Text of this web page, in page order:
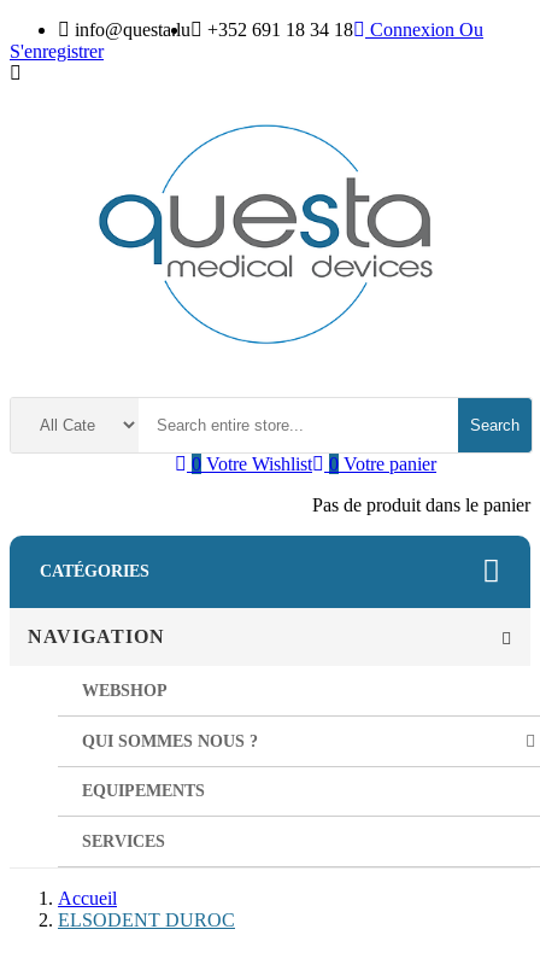
info@questa.lu +352 691 18 34 18 Connexion Ou
S'enregistrer
Search
0 Votre panier
Pas de produit dans le panier
0 Votre Wishlist
CATÉGORIES
NAVIGATION
WEBSHOP
QUI SOMMES NOUS ?
EQUIPEMENTS
SERVICES
Accueil
ELSODENT DUROC